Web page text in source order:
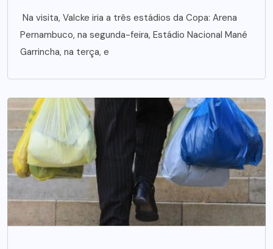
Na visita, Valcke iria a três estádios da Copa: Arena
Pernambuco, na segunda-feira, Estádio Nacional Mané
Garrincha, na terça, e